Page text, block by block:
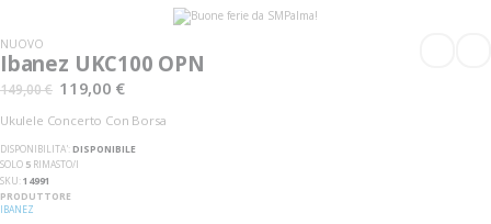
galleria
di
immagini
galleria
di
immagini
NUOVO
Ibanez UKC100 OPN
149,00 € 119,00 €
Ukulele Concerto Con Borsa
DISPONIBILITA':DISPONIBILE
SOLO 5 RIMASTO/I
SKU 14991
PRODUTTORE
IBANEZ